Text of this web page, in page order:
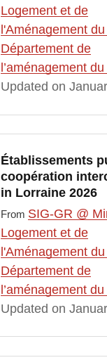
Logement et de
l'Aménagement
Département de
l’aménagement
Updated on
Établissements
coopération
in Lorraine 2026
From SIG-GR @
Logement et de
l'Aménagement
Département de
l’aménagement
Updated on